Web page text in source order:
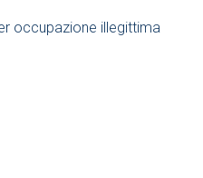
occupazione illegittima